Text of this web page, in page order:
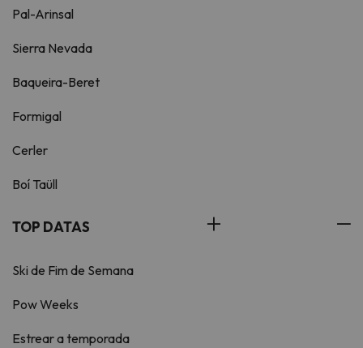
Pal-Arinsal
Sierra Nevada
Baqueira-Beret
Formigal
Cerler
Boí Taüll
TOP DATAS
Ski de Fim de Semana
Pow Weeks
Estrear a temporada